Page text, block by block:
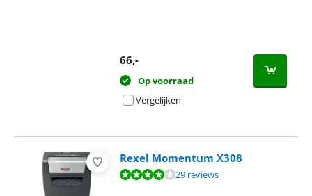
66,-
Op voorraad
Vergelijken
Rexel Momentum X308
Beoordeling is 7,9 van de 10, gebaseerd op 29 reviews.
29 reviews